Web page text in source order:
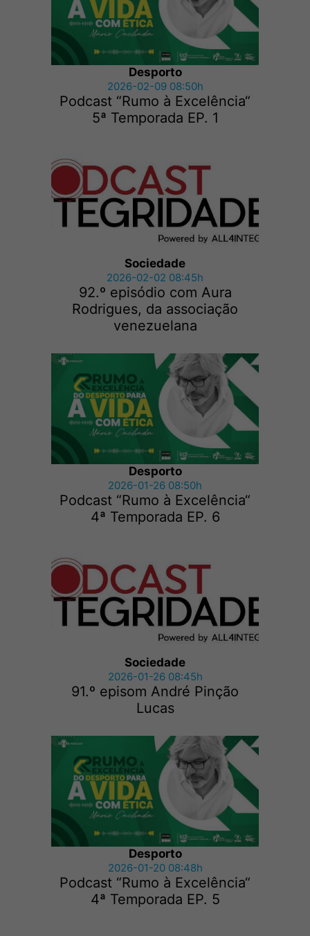
Desporto
2026-02-09 08:50h
Podcast “Rumo à Excelência“
5ª Temporada EP. 1
Sociedade
2026-02-02 08:45h
92.º episódio com Aura
Rodrigues, da associação
venezuelana
Desporto
2026-01-26 08:50h
Podcast “Rumo à Excelência“
4ª Temporada EP. 6
Sociedade
2026-01-26 08:45h
91.º episom André Pinção
Lucas
Desporto
2026-01-20 08:48h
Podcast “Rumo à Excelência“
4ª Temporada EP. 5